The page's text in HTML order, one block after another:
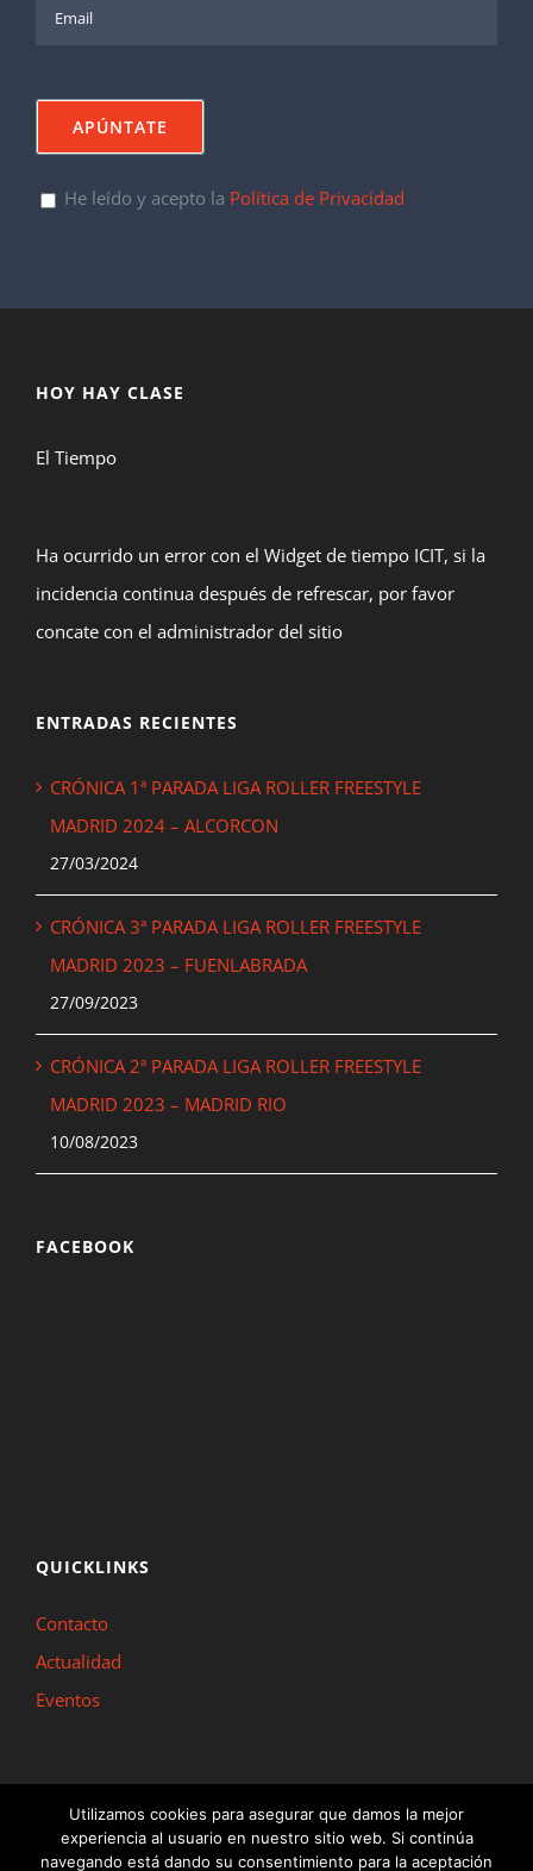
He leído y acepto la Política de Privacidad
HOY HAY CLASE
El Tiempo
Ha ocurrido un error con el Widget de tiempo ICIT, si la
incidencia continua después de refrescar, por favor
concate con el administrador del sitio
ENTRADAS RECIENTES
CRÓNICA 1ª PARADA LIGA ROLLER FREESTYLE
MADRID 2024 – ALCORCON
27/03/2024
CRÓNICA 3ª PARADA LIGA ROLLER FREESTYLE
MADRID 2023 – FUENLABRADA
27/09/2023
CRÓNICA 2ª PARADA LIGA ROLLER FREESTYLE
MADRID 2023 – MADRID RIO
10/08/2023
FACEBOOK
QUICKLINKS
Contacto
Actualidad
Eventos
Inline Madrid © Copyright 2022 | Aviso Legal y Política de Privacidad|Política
Utilizamos cookies para asegurar que damos la mejor
experiencia al usuario en nuestro sitio web. Si continúa
navegando está dando su consentimiento para la aceptación